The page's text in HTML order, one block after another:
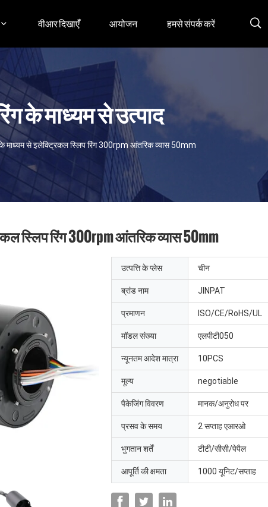
वीआर दिखाएँ आयोजन हमसे संपर्क करें
के माध्यम से उत्पाद
के माध्यम से इलेक्ट्रिकल स्लिप रिंग 300rpm आंतरिक व्यास 50mm
स्लिप रिंग 300rpm आंतरिक व्यास 50mm
उत्पत्ति के प्लेस चीन
ब्रांड नाम JINPAT
प्रमाणन ISO/CE/RoHS/UL
मॉडल संख्या एलपीटी050
न्यूनतम आदेश मात्रा 10PCS
मूल्य negotiable
पैकेजिंग विवरण मानक/अनुरोध पर
प्रसव के समय 2 सप्ताह एआरओ
भुगतान शर्तें टीटी/सीसी/पेपैल
आपूर्ति की क्षमता 1000 यूनिट/सप्ताह